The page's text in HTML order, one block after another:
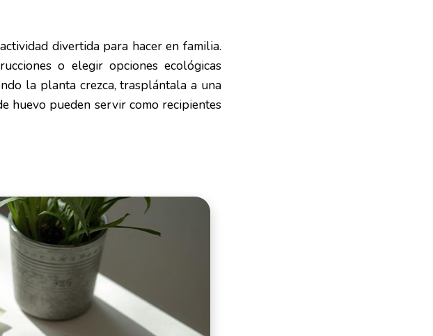
divertida para hacer en familia.
o elegir opciones ecológicas
la planta crezca, trasplántala a una
huevo pueden servir como recipientes